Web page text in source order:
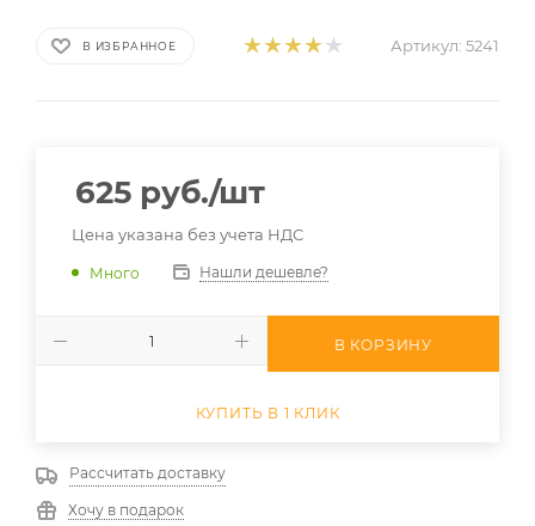
В ИЗБРАННОЕ Артикул: 5241
625 руб./шт
Цена указана без учета НДС
Много Нашли дешевле?
В КОРЗИНУ
КУПИТЬ В 1 КЛИК
Рассчитать доставку
Хочу в подарок